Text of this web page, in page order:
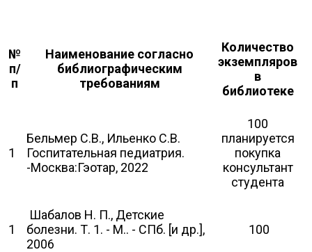
№
п/
п
Наименование согласно
библиографическим
требованиям
Количество
экземпляров
в
библиотеке
1
Бельмер С.В., Ильенко С.В.
Госпитательная педиатрия.
-Москва:Гэотар, 2022
100
планируется
покупка
консультант
студента
1
Шабалов Н. П., Детские
болезни. Т. 1. - М.. - СПб. [и др.],
2006
100